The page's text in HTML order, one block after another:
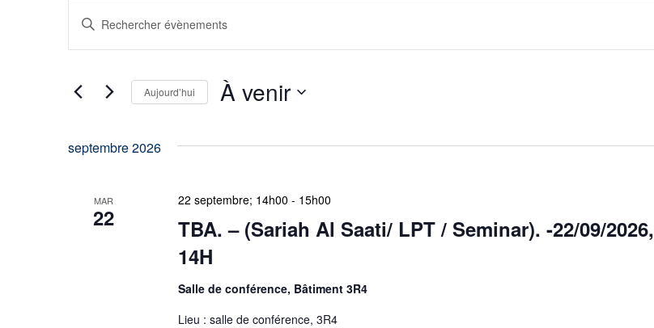
Recherche
et
navigation
de
Évènements
Saisir
mot-
clé.
Évènements
clé.
Aujourd’hui À venir
date.
septembre 2026
MAR
22
TBA. – (Sariah Al Saati/ LPT / Seminar). -22/09/2026,
14H
22 septembre; 14h00 - 15h00
Salle de conférence, Bâtiment 3R4
Lieu : salle de conférence, 3R4